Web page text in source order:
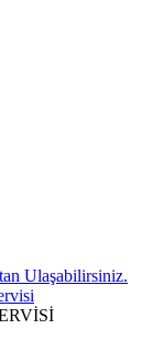
Ulaşabilirsiniz.